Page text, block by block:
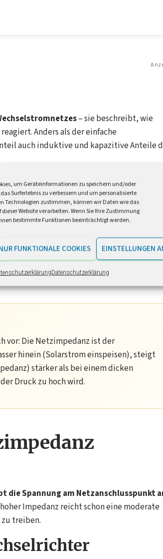
um Geräteinformationen zu speichern und/oder
Surferlebnis zu verbessern und um personalisierte
Technologien zustimmen, können wir Daten wie das
Website verarbeiten. Wenn Sie Ihre Zustimmung
bestimmte Funktionen beeinträchtigt werden.
FUNKTIONALE COOKIES EINSTELLUNGEN
Datenschutzerklärung
– sie beschreibt, wie
Anders als der einfache
auch induktive und kapazitive Anteile
Sie wird in Ohm (Ω)
(R), dem induktiven Blindwiderstand (X_L)
ist der induktive Anteil bei Kabeln
spielt er eine größere Rolle.
und Windkraft – gewinnt die
die ursprünglich für Einwegstromflüsse
nun mit bidirektionalen Lastflüssen
vor: Die Netzimpedanz ist der
hinein (Solarstrom einspeisen), steigt
stärker als bei einem dicken
Druck zu hoch wird.
die Spannung am Netzanschlusspunkt
Impedanz reicht schon eine moderate
treiben.